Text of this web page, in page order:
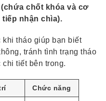
chốt khóa và cơ
nhận chìa).
tháo giúp bạn biết
tránh tình trạng tháo
chi tiết bên trong.
Chức năng